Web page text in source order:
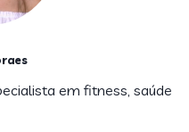
em fitness, saúde